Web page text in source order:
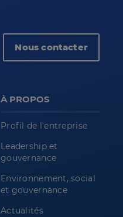
Nous contacter
À PROPOS
Profil de l'entreprise
Leadership et
gouvernance
Environnement, social
et gouvernance
Actualités